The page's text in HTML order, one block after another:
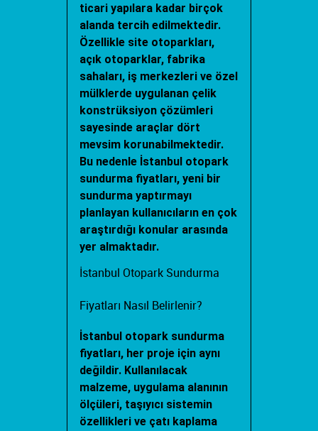
ticari yapılara kadar birçok
alanda tercih edilmektedir.
Özellikle site otoparkları,
açık otoparklar, fabrika
sahaları, iş merkezleri ve özel
mülklerde uygulanan çelik
konstrüksiyon çözümleri
sayesinde araçlar dört
mevsim korunabilmektedir.
Bu nedenle İstanbul otopark
sundurma fiyatları, yeni bir
sundurma yaptırmayı
planlayan kullanıcıların en çok
araştırdığı konular arasında
yer almaktadır.
İstanbul Otopark Sundurma
Fiyatları Nasıl Belirlenir?
İstanbul otopark sundurma
fiyatları, her proje için aynı
değildir. Kullanılacak
malzeme, uygulama alanının
ölçüleri, taşıyıcı sistemin
özellikleri ve çatı kaplama